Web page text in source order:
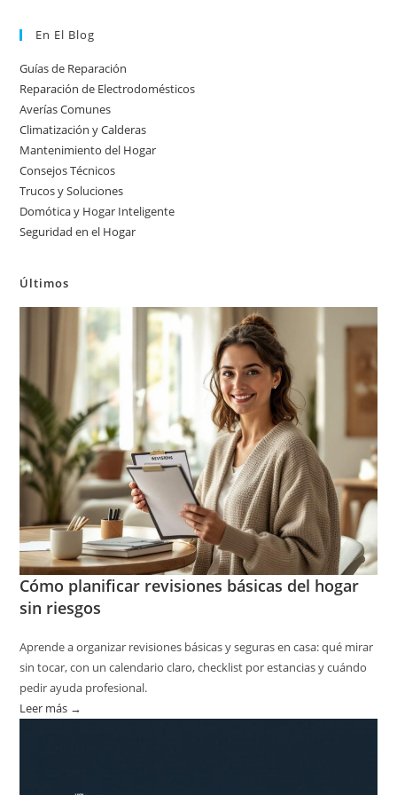
En El Blog
Guías de Reparación
Reparación de Electrodomésticos
Averías Comunes
Climatización y Calderas
Mantenimiento del Hogar
Consejos Técnicos
Trucos y Soluciones
Domótica y Hogar Inteligente
Seguridad en el Hogar
Últimos
Cómo planificar revisiones básicas del hogar
sin riesgos
Aprende a organizar revisiones básicas y seguras en casa: qué mirar
sin tocar, con un calendario claro, checklist por estancias y cuándo
pedir ayuda profesional.
Leer más →